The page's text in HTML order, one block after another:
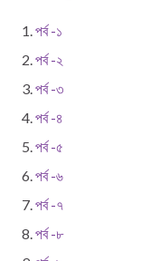
পর্ব -১
পর্ব -২
পর্ব -৩
পর্ব -৪
পর্ব -৫
পর্ব -৬
পর্ব -৭
পর্ব -৮